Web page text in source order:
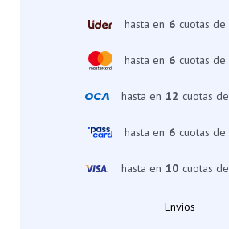
hasta en 6 cuotas de
hasta en 6 cuotas de
hasta en 12 cuotas de
hasta en 6 cuotas de
hasta en 10 cuotas de
Envíos